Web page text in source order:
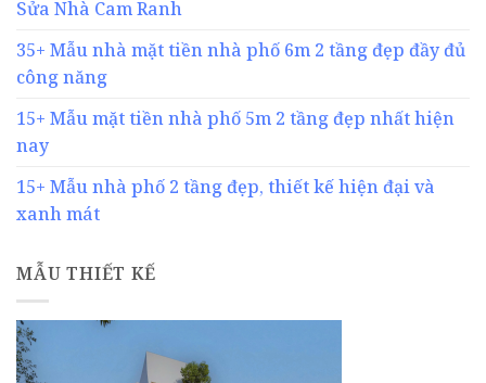
Sửa Nhà Cam Ranh
35+ Mẫu nhà mặt tiền nhà phố 6m 2 tầng đẹp đầy đủ
công năng
15+ Mẫu mặt tiền nhà phố 5m 2 tầng đẹp nhất hiện
nay
15+ Mẫu nhà phố 2 tầng đẹp, thiết kế hiện đại và
xanh mát
MẪU THIẾT KẾ